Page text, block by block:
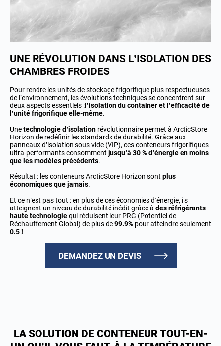
UNE RÉVOLUTION DANS L’ISOLATION DES
CHAMBRES FROIDES
Pour rendre les unités de stockage frigorifique plus respectueuses
de l’environnement, les évolutions techniques se concentrent sur
deux aspects essentiels : l’isolation du container et l’efficacité de
l’unité frigorifique elle-même.
Unetechnologie d’isolation révolutionnaire permet à ArcticStore
Horizon de redéfinir les standards de durabilité. Grâce aux
panneaux d’isolation sous vide (VIP), ces conteneurs frigorifiques
ultra-performants consomment jusqu’à 30 % d’énergie en moins
que les modèles précédents.
Résultat : les conteneurs ArcticStore Horizon sont plus
économiques que jamais.
Et ce n’est pas tout : en plus de ces économies d’énergie, ils
atteignent un niveau de durabilité inédit grâce à des réfrigérants
haute technologiequi réduisent leur PRG (Potentiel de
Réchauffement Global) de plus de99.9% pour atteindre seulement
0.5 !
DEMANDEZ UN DEVIS
LA SOLUTION DE CONTENEUR TOUT-EN-